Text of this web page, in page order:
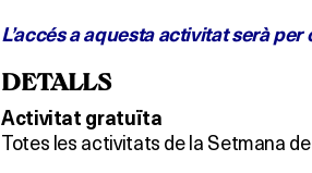
L’accés a aquesta activitat serà
DETALLS
Activitat gratuïta
Totes les activitats de la Setmana